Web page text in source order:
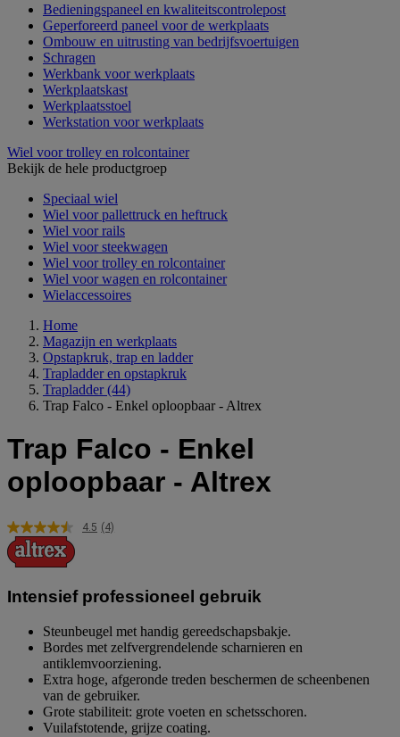
Bedieningspaneel en kwaliteitscontrolepost
Geperforeerd paneel voor de werkplaats
Ombouw en uitrusting van bedrijfsvoertuigen
Schragen
Werkbank voor werkplaats
Werkplaatskast
Werkplaatsstoel
Werkstation voor werkplaats
Wiel voor trolley en rolcontainer
Bekijk de hele productgroep
Speciaal wiel
Wiel voor pallettruck en heftruck
Wiel voor rails
Wiel voor steekwagen
Wiel voor trolley en rolcontainer
Wiel voor wagen en rolcontainer
Wielaccessoires
Home
Magazijn en werkplaats
Opstapkruk, trap en ladder
Trapladder en opstapkruk
Trapladder (44)
Trap Falco - Enkel oploopbaar - Altrex
Trap Falco - Enkel
oploopbaar - Altrex
4.5 Lees
paginalink.
(4)
Intensief professioneel gebruik
Steunbeugel met handig gereedschapsbakje.
Bordes met zelfvergrendelende scharnieren en
antiklemvoorziening.
Extra hoge, afgeronde treden beschermen de scheenbenen
van de gebruiker.
Grote stabiliteit: grote voeten en schetsschoren.
Vuilafstotende, grijze coating.